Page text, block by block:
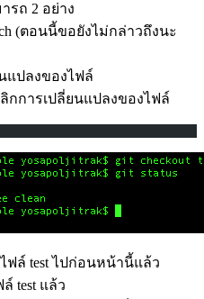
รถ 2 อย่าง
(ตอนนี้ขอยังไม่กล่าวถึงนะ
แปลงของไฟล์
กการเปลี่ยนแปลงของไฟล์
ฟล์ test ไปก่อนหน้านี้แล้ว
ล์ test แล้ว